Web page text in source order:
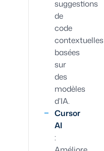
suggestions
de
code
contextuelles
basées
sur
des
modèles
d’IA.
Cursor
AI
: